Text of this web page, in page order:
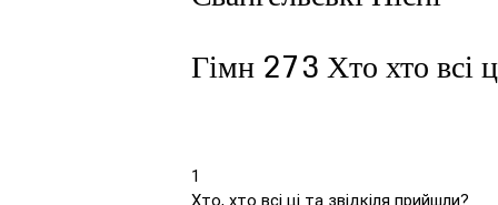
Гімн 273 Хто хто всі
1
Хто, хто всі ці та звідкіля прийшли?